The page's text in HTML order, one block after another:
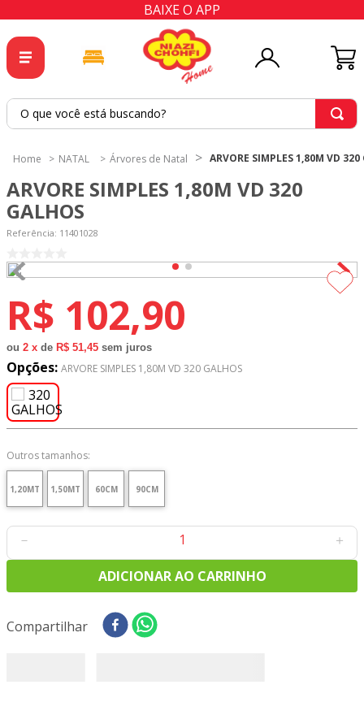
BAIXE O APP
O que você está buscando?
NATAL Árvores de Natal ARVORE SIMPLES 1,80M VD 320
ARVORE SIMPLES 1,80M VD 320
GALHOS
Referência: 11401028
R$ 102,90
ou 2 x de R$ 51,45 sem juros
Opções: ARVORE SIMPLES 1,80M VD 320 GALHOS
Outros tamanhos:
1,20MT 1,50MT 60CM 90CM
＋
－
ADICIONAR AO CARRINHO
Compartilhar
2 º
tapete
cortina
5
6º
percal
7
tecido tricoline
8º
tricoline digital
9 º
tecido oxford
10º tapete sisal